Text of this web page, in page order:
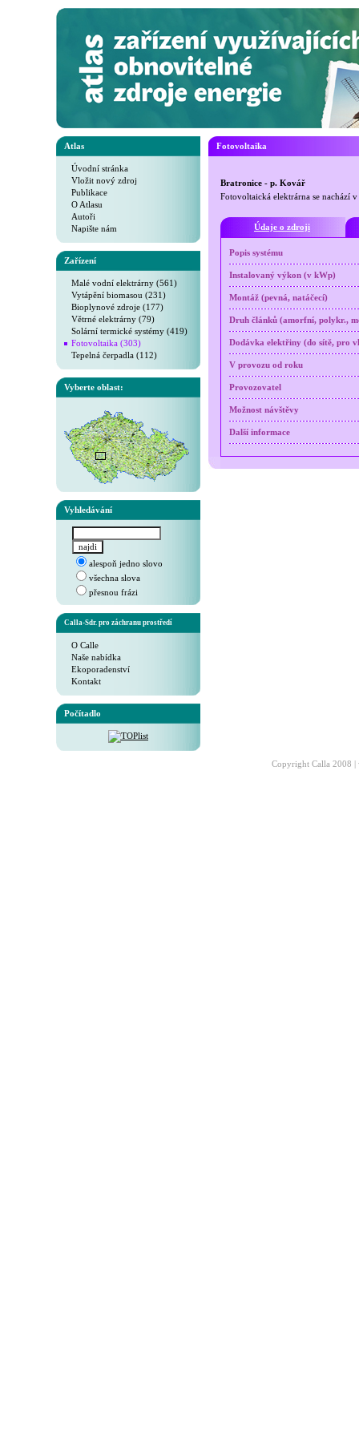
Atlas
Úvodní stránka
Vložit nový zdroj
Publikace
O Atlasu
Autoři
Napište nám
Zařízení
Malé vodní elektrárny (561)
Vytápění biomasou (231)
Bioplynové zdroje (177)
Větrné elektrárny (79)
Solární termické systémy (419)
Fotovoltaika (303)
Tepelná čerpadla (112)
Vyberte oblast:
Vyhledávání
alespoň jedno slovo
všechna slova
přesnou frázi
Calla-Sdr. pro záchranu prostředí
O Calle
Naše nabídka
Ekoporadenství
Kontakt
Počítadlo
Fotovoltaika
Bratronice - p. Kovář
Fotovoltaická elektrárna se nachází
Údaje o zdroji
Popis systému
Instalovaný výkon (v kWp)
Montáž (pevná, natáčecí)
Druh článků (amorfní, polykr.,
Dodávka elektřiny (do sítě, pro
V provozu od roku
Provozovatel
Možnost návštěvy
Další informace
Copyright Calla 2008 |